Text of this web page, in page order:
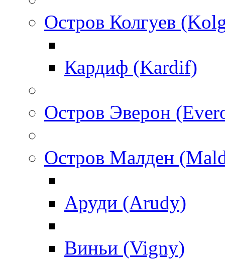
Остров Колгуев
Кардиф (Kardif)
Остров Эверон
Остров Малден
Аруди (Arudy)
Виньи (Vigny)